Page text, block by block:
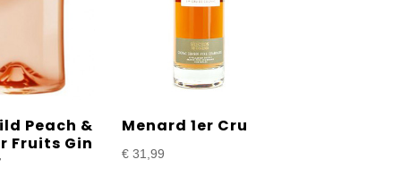
Peach &
Fruits Gin
Menard 1er Cru
€31,99